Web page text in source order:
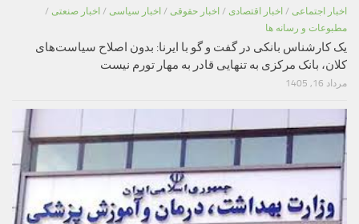
اخبار اجتماعی / اخبار اقتصادی / اخبار حقوقی / اخبار سیاسی / اخبار صنعتی /
مطبوعات و رسانه ها
یک کارشناس بانکی در گفت و گو با ایرنا: بدون اصلاح سیاست‌های
کلان، بانک مرکزی به تنهایی قادر به مهار تورم نیست
مرداد 16, 1405